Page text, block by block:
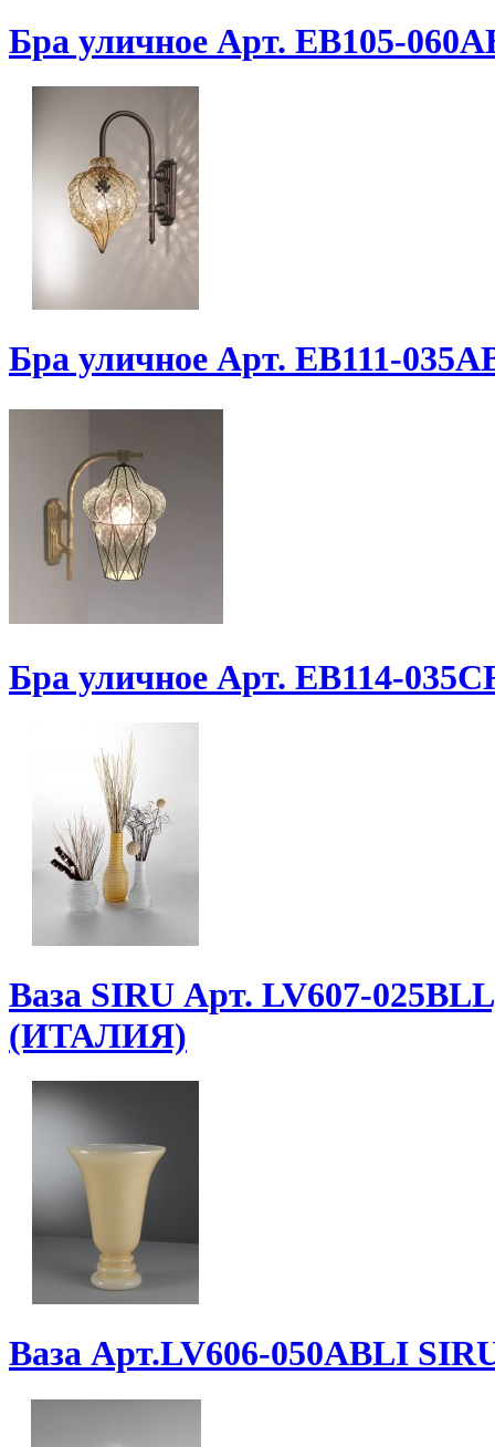
Бра уличное Арт. EB105-
Бра уличное Арт. EB111-
Бра уличное Арт. EB114-
Ваза SIRU Арт. LV607-
(ИТАЛИЯ)
Ваза Арт.LV606-050ABLI